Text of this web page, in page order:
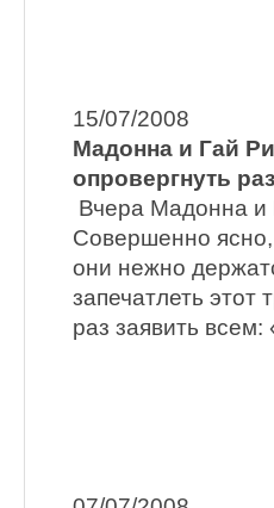
15/07/2008
Мадонна и Гай
опровергнуть
Вчера Мадонна и
Совершенно
они нежно
запечатлеть
раз заявить